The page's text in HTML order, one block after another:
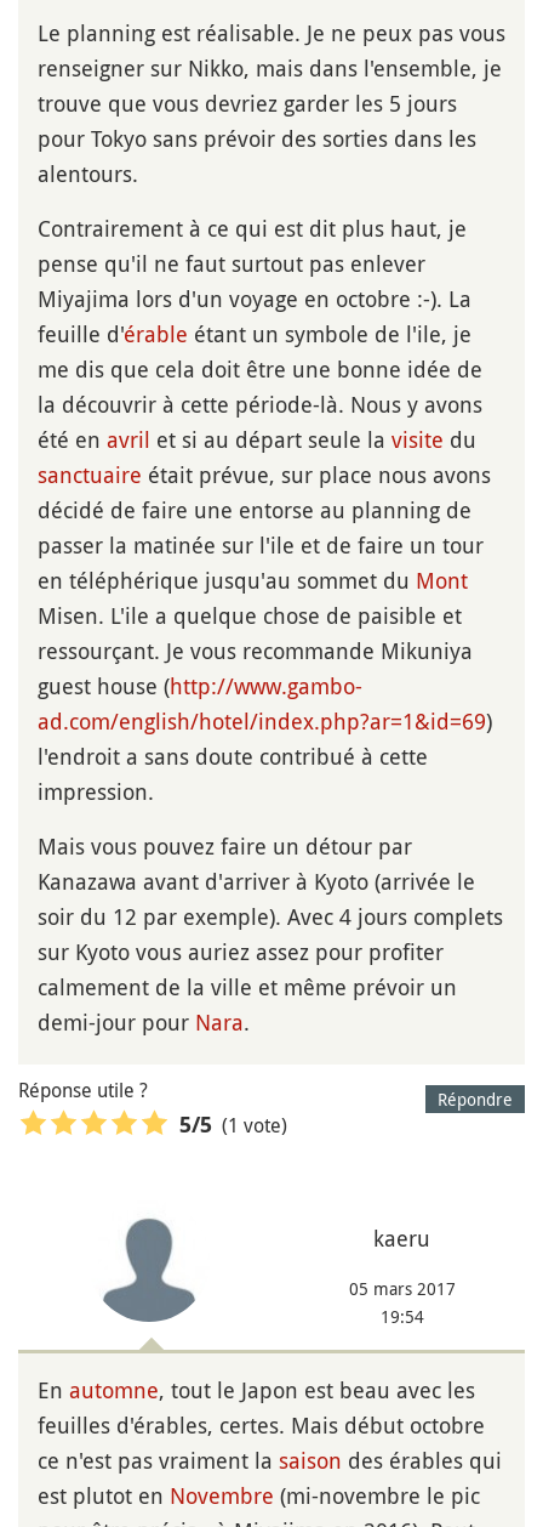
Le planning est réalisable. Je ne peux pas vous
renseigner sur Nikko, mais dans l'ensemble, je
trouve que vous devriez garder les 5 jours
pour Tokyo sans prévoir des sorties dans les
alentours.
Contrairement à ce qui est dit plus haut, je
pense qu'il ne faut surtout pas enlever
Miyajima lors d'un voyage en octobre :-). La
feuille d'érable étant un symbole de l'ile, je
me dis que cela doit être une bonne idée de
la découvrir à cette période-là. Nous y avons
été en avril et si au départ seule la visite du
sanctuaire était prévue, sur place nous avons
décidé de faire une entorse au planning de
passer la matinée sur l'ile et de faire un tour
en téléphérique jusqu'au sommet du Mont
Misen. L'ile a quelque chose de paisible et
ressourçant. Je vous recommande Mikuniya
guest house (http://www.gambo-
ad.com/english/hotel/index.php?ar=1&id=69)
l'endroit a sans doute contribué à cette
impression.
Mais vous pouvez faire un détour par
Kanazawa avant d'arriver à Kyoto (arrivée le
soir du 12 par exemple). Avec 4 jours complets
sur Kyoto vous auriez assez pour profiter
calmement de la ville et même prévoir un
demi-jour pour Nara.
Répondre
Réponse utile ?
5/5 (1 vote)
kaeru
05 mars 2017
19:54
En automne, tout le Japon est beau avec les
feuilles d'érables, certes. Mais début octobre
ce n'est pas vraiment la saison des érables qui
est plutot en Novembre (mi-novembre le pic